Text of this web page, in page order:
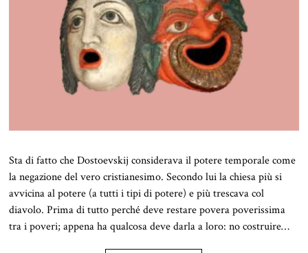
Sta di fatto che Dostoevskij considerava il potere temporale come
la negazione del vero cristianesimo. Secondo lui la chiesa più si
avvicina al potere (a tutti i tipi di potere) e più trescava col
diavolo. Prima di tutto perché deve restare povera poverissima
tra i poveri; appena ha qualcosa deve darla a loro: no costruire…